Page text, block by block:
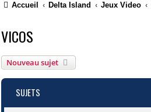
Accueil Delta Island Jeux Video
VICOS
Nouveau sujet
SUJETS